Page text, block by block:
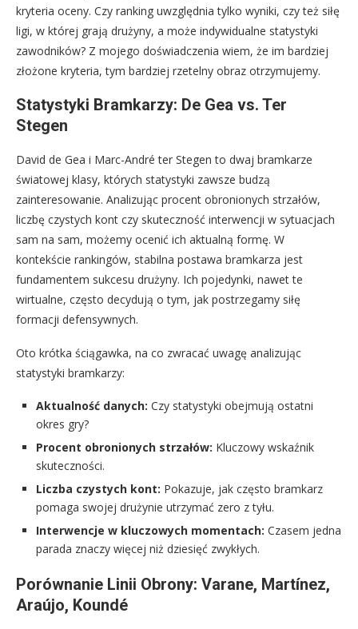
kryteria oceny. Czy ranking uwzględnia tylko wyniki, czy też siłę
ligi, w której grają drużyny, a może indywidualne statystyki
zawodników? Z mojego doświadczenia wiem, że im bardziej
złożone kryteria, tym bardziej rzetelny obraz otrzymujemy.
Statystyki Bramkarzy: De Gea vs. Ter
Stegen
David de Gea i Marc-André ter Stegen to dwaj bramkarze
światowej klasy, których statystyki zawsze budzą
zainteresowanie. Analizując procent obronionych strzałów,
liczbę czystych kont czy skuteczność interwencji w sytuacjach
sam na sam, możemy ocenić ich aktualną formę. W
kontekście rankingów, stabilna postawa bramkarza jest
fundamentem sukcesu drużyny. Ich pojedynki, nawet te
wirtualne, często decydują o tym, jak postrzegamy siłę
formacji defensywnych.
Oto krótka ściągawka, na co zwracać uwagę analizując
statystyki bramkarzy:
Aktualność danych: Czy statystyki obejmują ostatni
okres gry?
Procent obronionych strzałów: Kluczowy wskaźnik
skuteczności.
Liczba czystych kont: Pokazuje, jak często bramkarz
pomaga swojej drużynie utrzymać zero z tyłu.
Interwencje w kluczowych momentach: Czasem jedna
parada znaczy więcej niż dziesięć zwykłych.
Porównanie Linii Obrony: Varane, Martínez,
Araújo, Koundé